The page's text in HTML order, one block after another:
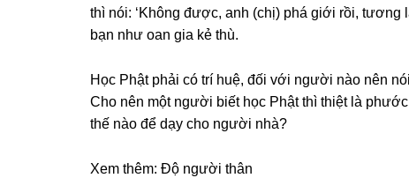
thì nói: ‘Không được, anh (chị) phá giới rồi,
bạn như oan gia kẻ thù.
Học Phật phải có trí huệ, đối với người nào nên
Cho nên một người biết học Phật thì thiệt là
thế nào để dạy cho người nhà?
Xem thêm: Độ người thân